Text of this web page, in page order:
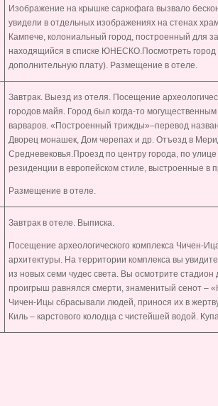
Изображение на крышке саркофага вызвало
увидели в отдельных изображениях на стенах
Кампече, колониальный город, построенный для
находящийся в списке ЮНЕСКО.Посмотреть город
дополнительную плату). Размещение в отеле.
Завтрак. Выезд из отеля. Посещение
городов майя. Город был когда-то
варваров. «Построенный трижды»–перевод
Дворец монашек, Дом черепах и др. Отъезд в
Средневековья.Проезд по центру города, по
резиденции в европейском стиле, выстроенные в
Размещение в отеле.
Завтрак в отеле. Выписка.
Посещение археологического комплекса Чичен-
архитектуры. На территории комплекса вы
из новых семи чудес света. Вы осмотрите стадион
проигрыш равнялся смерти, знаменитый сенот –
Чичен-Ицы сбрасывали людей, принося их в
Киль – карстового колодца с чистейшей водой.